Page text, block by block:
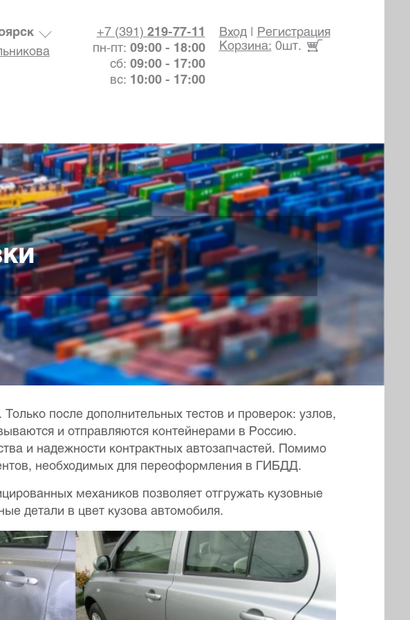
Вход|
Регистрация
Корзина: 0шт.
+7 (391) 219-77-11
пн-пт: 09:00 - 18:00
сб: 09:00 - 17:00
вс: 10:00 - 17:00
после дополнительных тестов и проверок: узлов,
и отправляются контейнерами в Россию.
и надежности контрактных автозапчастей. Помимо
необходимых для переоформления в ГИБДД.
механиков позволяет отгружать кузовные
детали в цвет кузова автомобиля.